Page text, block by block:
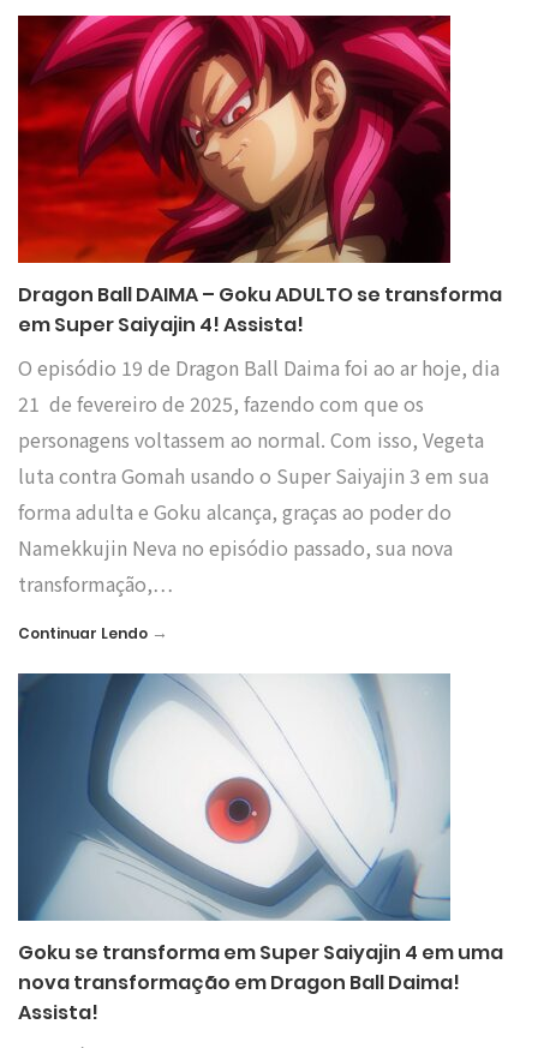
Dragon Ball DAIMA – Goku ADULTO se transforma
em Super Saiyajin 4! Assista!
O episódio 19 de Dragon Ball Daima foi ao ar hoje, dia
21 de fevereiro de 2025, fazendo com que os
personagens voltassem ao normal. Com isso, Vegeta
luta contra Gomah usando o Super Saiyajin 3 em sua
forma adulta e Goku alcança, graças ao poder do
Namekkujin Neva no episódio passado, sua nova
transformação,…
Continuar Lendo →
Goku se transforma em Super Saiyajin 4 em uma
nova transformação em Dragon Ball Daima!
Assista!